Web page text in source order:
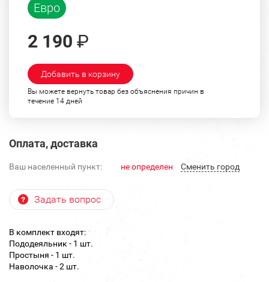
Евро
2 190 ₽
Добавить в корзину
Вы можете вернуть товар без объяснения причин в
течение 14 дней
Оплата, доставка
Ваш населенный пункт: не определен Cменить город
Задать вопрос
В комплект входят:
Пододеяльник - 1 шт.
Простыня - 1 шт.
Наволочка - 2 шт.